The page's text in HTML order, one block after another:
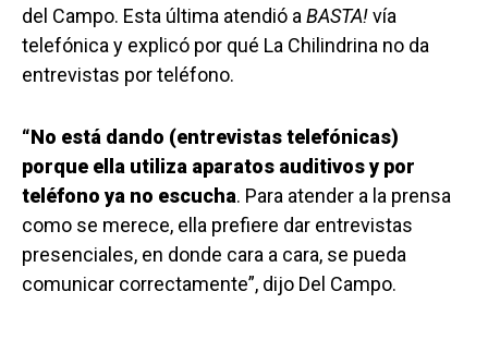
del Campo. Esta última atendió aBASTA!vía
telefónica y explicó por qué La Chilindrina no da
entrevistas por teléfono.
“No está dando (entrevistas telefónicas)
porque ella utiliza aparatos auditivos y por
teléfono ya no escucha. Para atender a la prensa
como se merece, ella prefiere dar entrevistas
presenciales, en donde cara a cara, se pueda
comunicar correctamente”, dijo Del Campo.